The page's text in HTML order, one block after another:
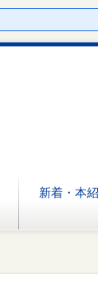
新着・本